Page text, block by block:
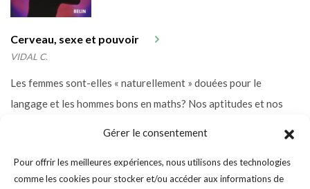
Gérer le consentement
Pour offrir les meilleures expériences, nous utilisons des technologies
comme les cookies pour stocker et/ou accéder aux informations de
Cerveau, sexe et pouvoir
VIDAL C.
Les femmes sont-elles « naturellement » douées pour le
langage et les hommes bons en maths? Nos aptitudes et nos